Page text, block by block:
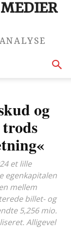
og
et lille
egenkapitalen
mellem
billet- og
5,256 mio.
Alligevel